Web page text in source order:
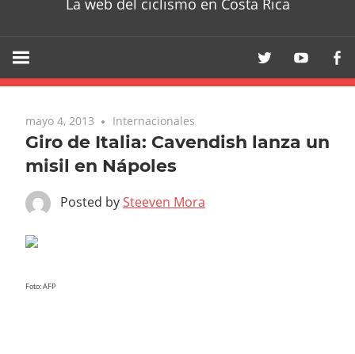
La web del ciclismo en Costa Rica
mayo 4, 2013 Internacionales
Giro de Italia: Cavendish lanza un
misil en Nápoles
Posted bySteeven Mora
Foto: AFP